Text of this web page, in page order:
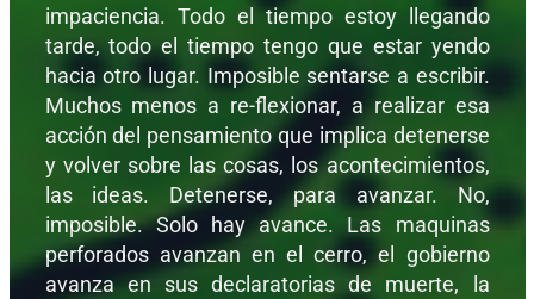
impaciencia. Todo el tiempo estoy llegando
tarde, todo el tiempo tengo que estar yendo
hacia otro lugar. Imposible sentarse a escribir.
Muchos menos a re-flexionar, a realizar esa
acción del pensamiento que implica detenerse
y volver sobre las cosas, los acontecimientos,
las ideas. Detenerse, para avanzar. No,
imposible. Solo hay avance. Las maquinas
perforados avanzan en el cerro, el gobierno
avanza en sus declaratorias de muerte, la